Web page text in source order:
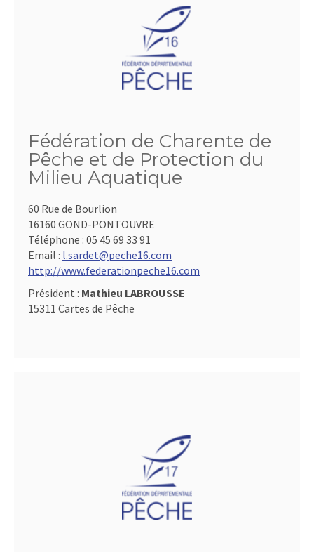
Fédération de Charente de
Pêche et de Protection du
Milieu Aquatique
60 Rue de Bourlion
16160 GOND-PONTOUVRE
Téléphone : 05 45 69 33 91
Email : l.sardet@peche16.com
http://www.federationpeche16.com
Président : Mathieu LABROUSSE
15311 Cartes de Pêche